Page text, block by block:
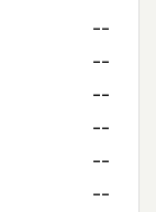
--
--
--
--
--
--